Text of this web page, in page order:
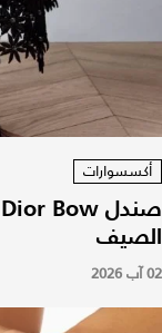
أكسسوارات
الصيف
02 آب 2026